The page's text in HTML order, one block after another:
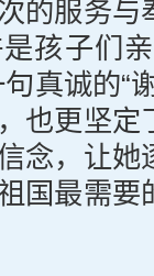
的服务与
孩子们亲
真诚的“
也更坚定
念，让她
国最需要